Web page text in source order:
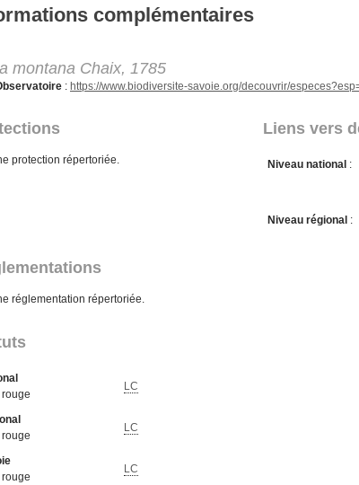
complémentaires
montana Chaix, 1785
: https://www.biodiversite-savoie.org/decouvrir/
Liens vers
protection répertoriée. Niveau national :
Niveau régional :
réglementation répertoriée.
rouge
LC
rouge
LC
rouge
LC